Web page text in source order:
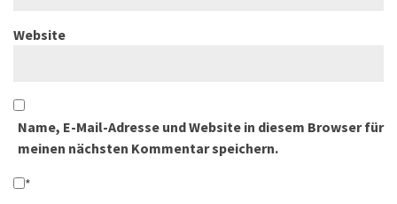
Website
Name, E-Mail-Adresse und Website in diesem Browser für
meinen nächsten Kommentar speichern.
*